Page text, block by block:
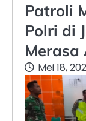
Patroli
Polri di
Merasa
Mei 18,